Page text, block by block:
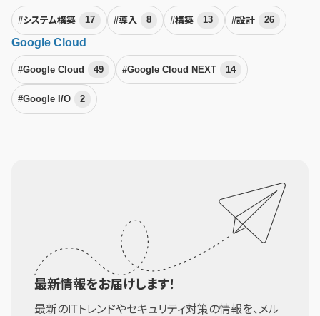
#システム構築 17 #導入 8 #構築 13 #設計 26
Google Cloud
#Google Cloud 49 #Google Cloud NEXT 14
#Google I/O 2
最新情報をお届けします！
最新のITトレンドやセキュリティ対策の情報を、メル